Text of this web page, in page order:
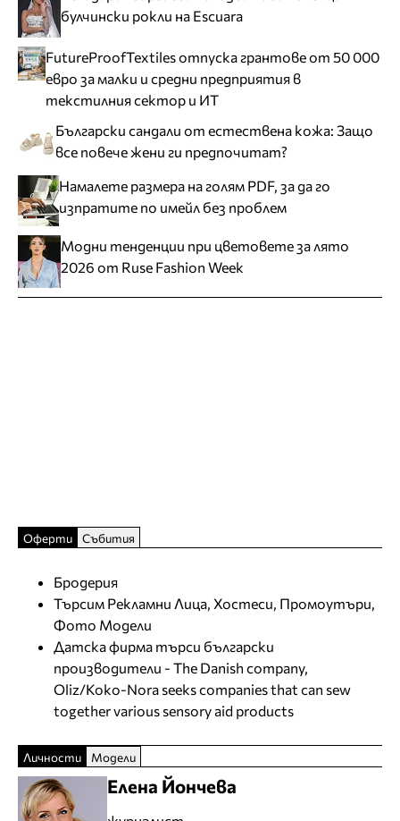
булчински рокли на Escuara
FutureProofTextiles отпуска грантове от 50 000
евро за малки и средни предприятия в
текстилния сектор и ИТ
Български сандали от естествена кожа: Защо
все повече жени ги предпочитат?
Намалете размера на голям PDF, за да го
изпратите по имейл без проблем
Модни тенденции при цветовете за лято
2026 от Ruse Fashion Week
Оферти Събития
Бродерия
Търсим Рекламни Лица, Хостеси, Промоутъри,
Фото Модели
Датска фирма търси български
производители - The Danish company,
Oliz/Koko-Nora seeks companies that can sew
together various sensory aid products
Личности Модели
Елена Йончева